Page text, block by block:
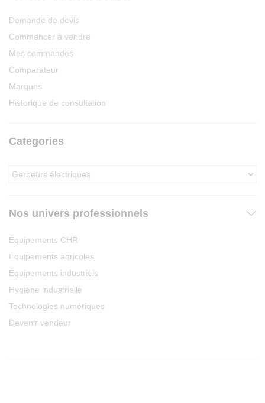
Demande de devis
Commencer à vendre
Mes commandes
Comparateur
Marques
Historique de consultation
Categories
Nos univers professionnels
Équipements CHR
Équipements agricoles
Équipements industriels
Hygiène industrielle
Technologies numériques
Devenir vendeur